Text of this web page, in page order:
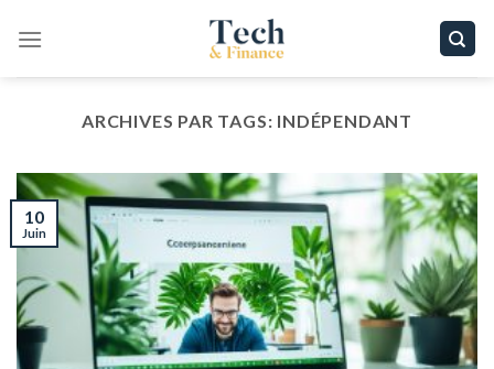
ARCHIVES PAR TAGS: INDÉPENDANT
10
Juin